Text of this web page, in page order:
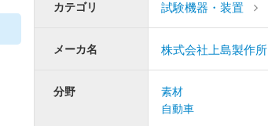
カテゴリ 試験機器・装置
メーカ名 株式会社上島製作所
分野
素材
自動車